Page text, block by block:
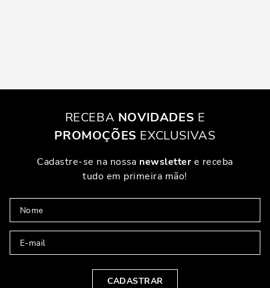
RECEBA NOVIDADES E
PROMOÇÕES EXCLUSIVAS
Cadastre-se na nossa newslettere receba
tudo em primeira mão!
CADASTRAR